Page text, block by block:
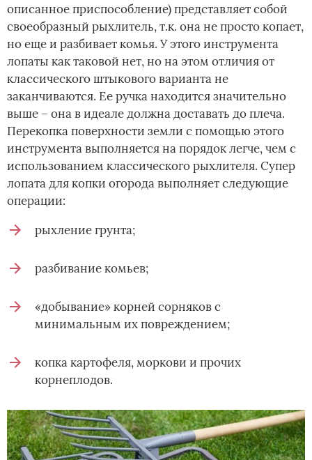
описанное приспособление) представляет собой
своеобразный рыхлитель, т.к. она не просто копает,
но еще и разбивает комья. У этого инструмента
лопаты как таковой нет, но на этом отличия от
классического штыкового варианта не
заканчиваются. Ее ручка находится значительно
выше – она в идеале должна доставать до плеча.
Перекопка поверхности земли с помощью этого
инструмента выполняется на порядок легче, чем с
использованием классического рыхлителя. Супер
лопата для копки огорода выполняет следующие
операции:
рыхление грунта;
разбивание комьев;
«добывание» корней сорняков с
минимальным их повреждением;
копка картофеля, моркови и прочих
корнеплодов.